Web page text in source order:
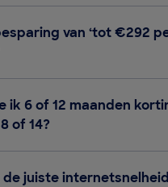
van ‘tot €292
ik 6 of 12 maanden
of 14?
de juiste